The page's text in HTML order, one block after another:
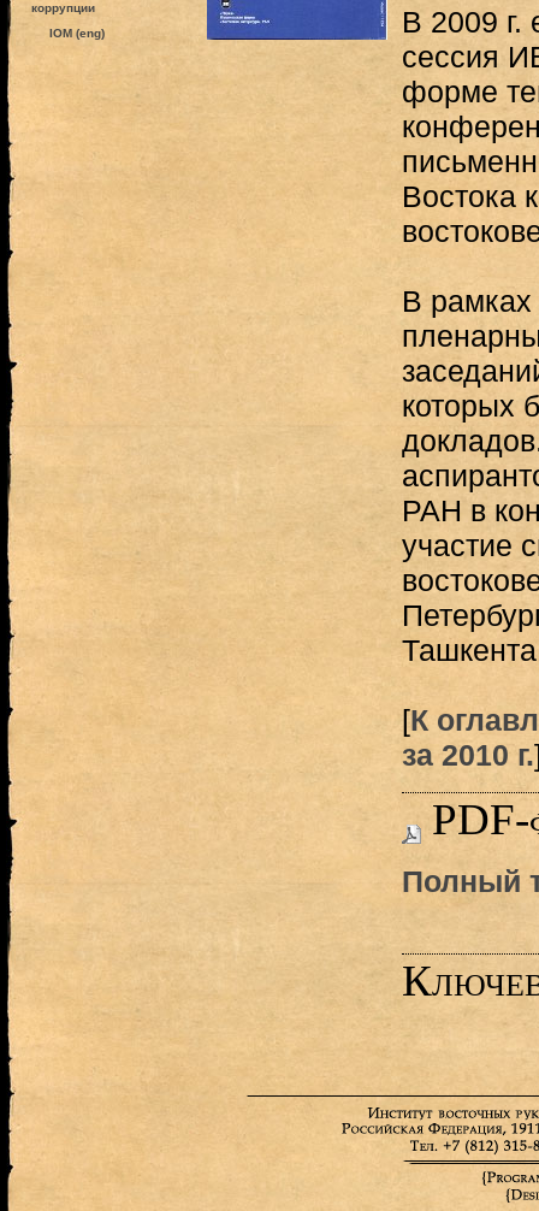
коррупции
IOM (eng)
В 2009 г.
сессия
форме
Востока
В рамках
которых
РАН в
участие
[К
за 2010 г.
PDF-
Полный